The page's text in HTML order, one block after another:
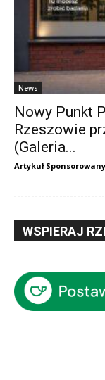
News
Nowy Punkt
Rzeszowie
(Galeria...
Artykuł Sponsorowany
WSPIERAJ